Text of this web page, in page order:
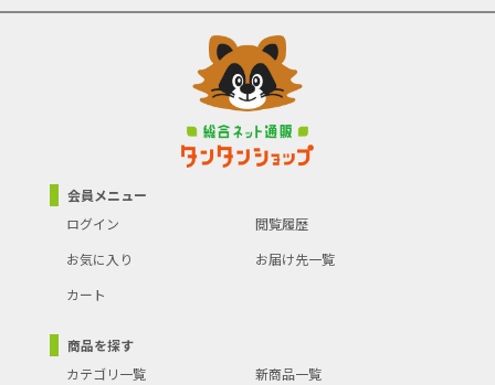
会員メニュー
ログイン
閲覧履歴
お気に入り
お届け先一覧
カート
商品を探す
カテゴリ一覧
新商品一覧